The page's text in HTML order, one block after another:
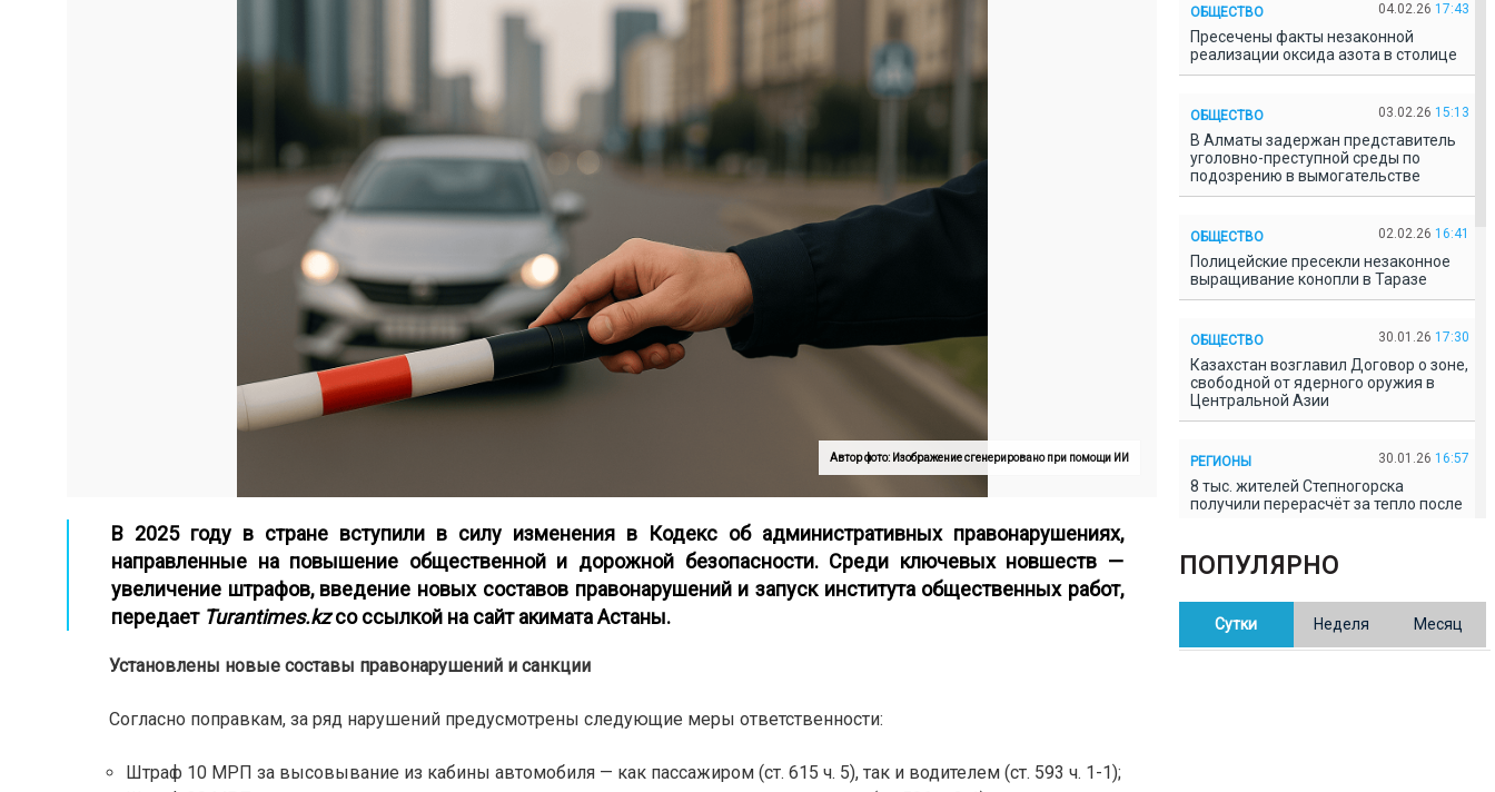
Автор фото: Изображение сгенерировано при помощи ИИ
В 2025 году в стране вступили в силу изменения в Кодекс об административных правонарушениях,
направленные на повышение общественной и дорожной безопасности. Среди ключевых новшеств —
увеличение штрафов, введение новых составов правонарушений и запуск института общественных работ,
передает Turantimes.kzсо ссылкой на сайтакимата Астаны.
Установлены новые составы правонарушений и санкции
Согласно поправкам, за ряд нарушений предусмотрены следующие меры ответственности:
Штраф 10 МРП за высовывание из кабины автомобиля — как пассажиром (ст. 615 ч. 5), так и водителем (ст. 593 ч. 1-1);
ОБЩЕСТВО 04.02.26 17:43
Пресечены факты незаконной
реализации оксида азота в столице
ОБЩЕСТВО 03.02.26 15:13
В Алматы задержан представитель
уголовно-преступной среды по
подозрению в вымогательстве
ОБЩЕСТВО 02.02.26 16:41
Полицейские пресекли незаконное
выращивание конопли в Таразе
ОБЩЕСТВО 30.01.26 17:30
Казахстан возглавил Договор о зоне,
свободной от ядерного оружия в
Центральной Азии
РЕГИОНЫ 30.01.26 16:57
8 тыс. жителей Степногорска
получили перерасчёт за тепло после
В Казахстане готовят новую
редакцию Конституции: меняется
ПОПУЛЯРНО
Сутки Неделя Месяц